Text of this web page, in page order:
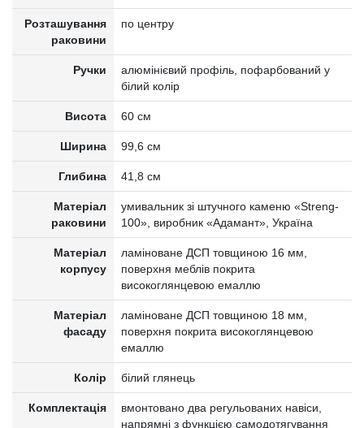
Розташування
раковини
по центру
Ручки
алюмінієвий профіль, пофарбований у
білий колір
Висота 60 см
Ширина 99,6 см
Глибина 41,8 см
Матеріал
раковини
умивальник зі штучного каменю «Streng-
100», виробник «Адамант», Україна
Матеріал
корпусу
ламіноване ДСП товщиною 16 мм,
поверхня меблів покрита
високоглянцевою емаллю
Матеріал
фасаду
ламіноване ДСП товщиною 18 мм,
поверхня покрита високоглянцевою
емаллю
Колір білий глянець
Комплектація
вмонтовано два регульованих навіси,
напрямні з функцією самодотягування